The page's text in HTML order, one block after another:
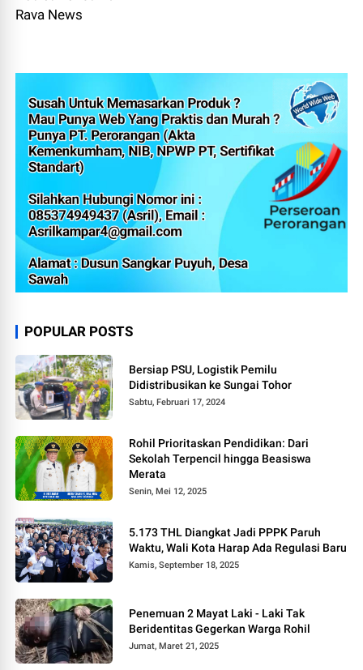
Rava News
POPULAR POSTS
Bersiap PSU, Logistik Pemilu
Didistribusikan ke Sungai Tohor
Sabtu, Februari 17, 2024
Rohil Prioritaskan Pendidikan: Dari
Sekolah Terpencil hingga Beasiswa
Merata
Senin, Mei 12, 2025
5.173 THL Diangkat Jadi PPPK Paruh
Waktu, Wali Kota Harap Ada Regulasi Baru
Kamis, September 18, 2025
Penemuan 2 Mayat Laki - Laki Tak
Beridentitas Gegerkan Warga Rohil
Jumat, Maret 21, 2025